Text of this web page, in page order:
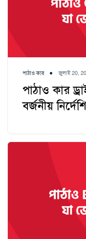
পাঠাও কার জুলাই 20,
পাঠাও কার
বর্জনীয়